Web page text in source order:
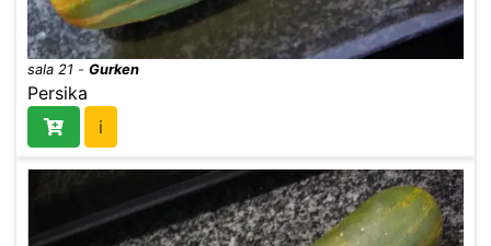
sala 21 - Gurken
Persika
i